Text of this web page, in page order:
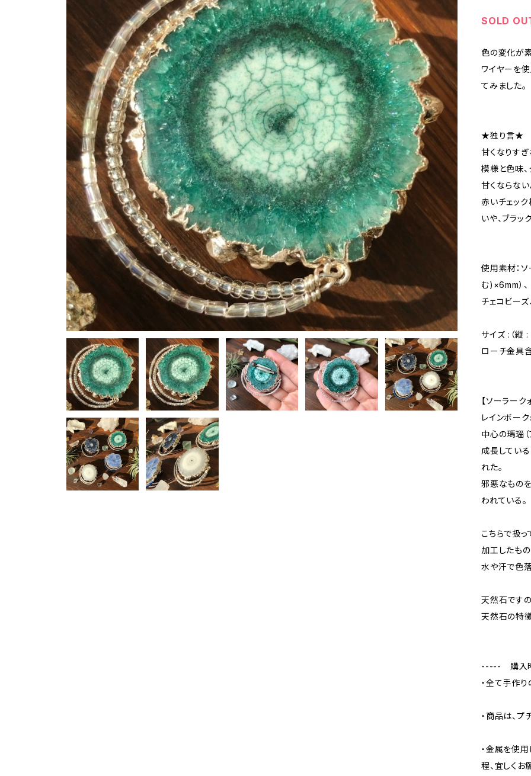
SOLD
色の変化が
ワイヤーを
てみました。
★独り言★
甘くなりすぎ
模様と色味
甘くならない
赤いチェッ
いや、ブラッ
使用素材：
む)×6mm）、
チェコビーズ
サイズ :（縦
ローチ金具含
【ソーラーク
レインボー
中心の瑪瑙
成長してい
れた。
邪悪なもの
われている。
こちらで扱
加工したも
水や汗で色
天然石です
天然石の特
----- 購入
・全て手作
・商品は、
・金属を使
程、宜しくお